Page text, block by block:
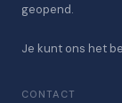
geopend.
Je kunt ons het
CONTACT